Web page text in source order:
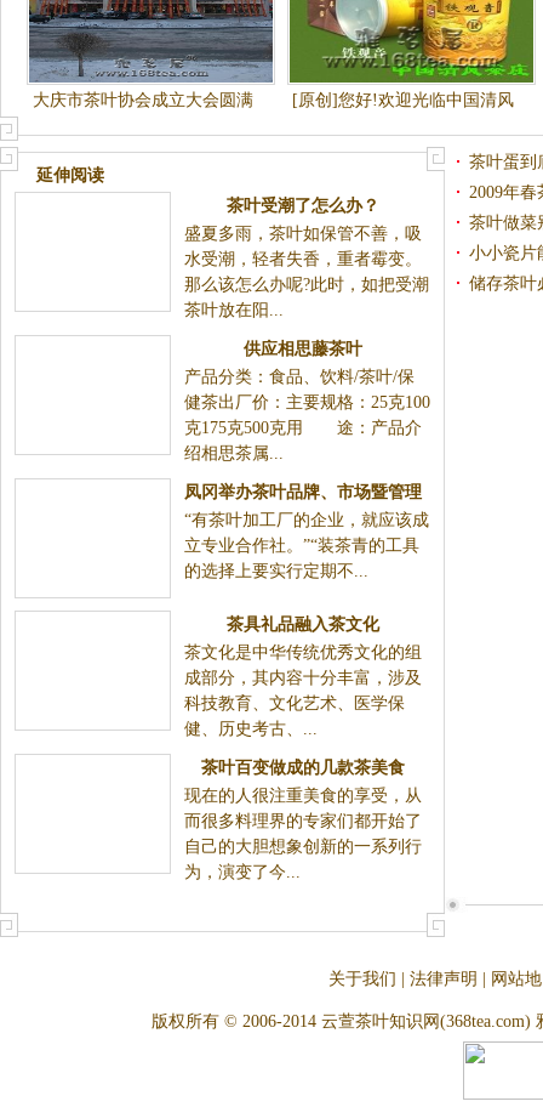
大庆市茶叶协会成立大会圆满
成功
[原创]您好!欢迎光临中国清风
茶庄安溪铁观音茶叶商城网.一
斤也算批发价
延伸阅读
茶叶受潮了怎么办？
盛夏多雨，茶叶如保管不善，吸
水受潮，轻者失香，重者霉变。
那么该怎么办呢?此时，如把受潮
茶叶放在阳...
供应相思藤茶叶
产品分类：食品、饮料/茶叶/保
健茶出厂价：主要规格：25克100
克175克500克用 途：产品介
绍相思茶属...
凤冈举办茶叶品牌、市场暨管理
研讨会(图)
“有茶叶加工厂的企业，就应该成
立专业合作社。”“装茶青的工具
的选择上要实行定期不...
茶具礼品融入茶文化
茶文化是中华传统优秀文化的组
成部分，其内容十分丰富，涉及
科技教育、文化艺术、医学保
健、历史考古、...
茶叶百变做成的几款茶美食
现在的人很注重美食的享受，从
而很多料理界的专家们都开始了
自己的大胆想象创新的一系列行
为，演变了今...
茶叶蛋到
2009年
茶叶做菜
小小瓷片
储存茶叶
关于我们 法律声明 网站
版权所有 © 2006-2014 云萱茶叶知识网